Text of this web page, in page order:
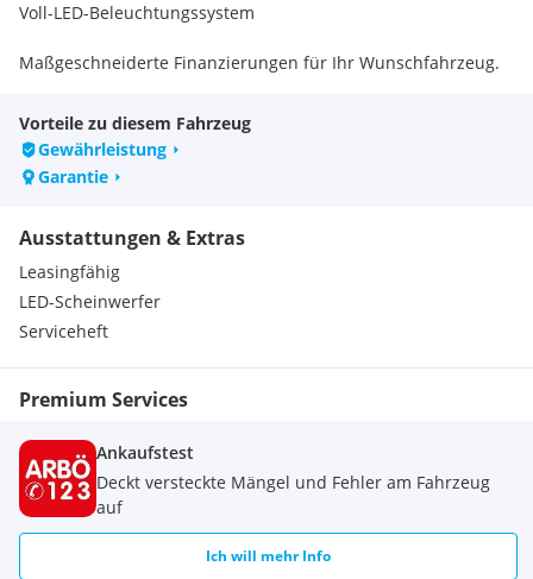
Voll-LED-Beleuchtungssystem
Maßgeschneiderte Finanzierungen für Ihr Wunschfahrzeug.
gerne einen Lieferservice an.
Die angegebenen Preise sind österreichische EURO-Preise
inkl. USt und ggf. inkl. NOVA.
Nicht-österreichische Kunden kaufen bei uns NETTO (ohne
Steuern ab.
Bitte vor einer Besichtigung kurz anrufen oder eine E-Mail
schreiben, um die Verfügbarkeit zu sichern.
Vorteile zu diesem Fahrzeug
Gewährleistung
Garantie
Ausstattungen & Extras
Leasingfähig
LED-Scheinwerfer
Serviceheft
Premium Services
Ankaufstest
Deckt versteckte Mängel und Fehler am Fahrzeug
auf
Ich will mehr Info